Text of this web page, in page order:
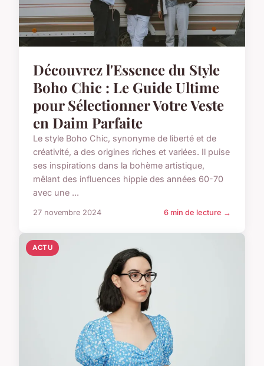
Découvrez l'Essence du Style
Boho Chic : Le Guide Ultime
pour Sélectionner Votre Veste
en Daim Parfaite
Le style Boho Chic, synonyme de liberté et de
créativité, a des origines riches et variées. Il puise
ses inspirations dans la bohème artistique,
mêlant des influences hippie des années 60-70
avec une ...
27 novembre 2024 6 min de lecture →
ACTU